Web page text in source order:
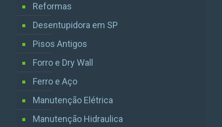
Reformas
Desentupidora em SP
Pisos Antigos
Forro e Dry Wall
Ferro e Aço
Manutenção Elétrica
Manutenção Hidraulica